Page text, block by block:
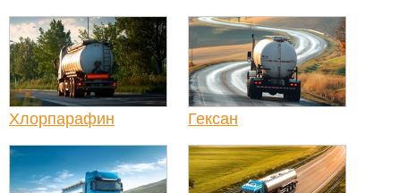
Хлорпарафин Гексан